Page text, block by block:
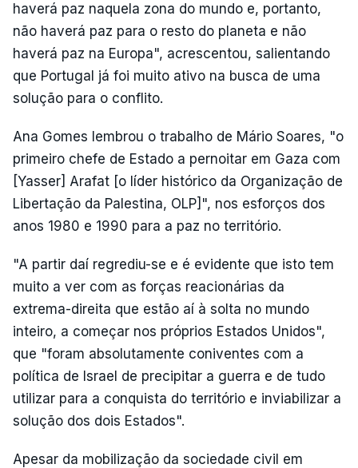
haverá paz naquela zona do mundo e, portanto,
não haverá paz para o resto do planeta e não
haverá paz na Europa", acrescentou, salientando
que Portugal já foi muito ativo na busca de uma
solução para o conflito.
Ana Gomes lembrou o trabalho de Mário Soares, "o
primeiro chefe de Estado a pernoitar em Gaza com
[Yasser] Arafat [o líder histórico da Organização de
Libertação da Palestina, OLP]", nos esforços dos
anos 1980 e 1990 para a paz no território.
"A partir daí regrediu-se e é evidente que isto tem
muito a ver com as forças reacionárias da
extrema-direita que estão aí à solta no mundo
inteiro, a começar nos próprios Estados Unidos",
que "foram absolutamente coniventes com a
política de Israel de precipitar a guerra e de tudo
utilizar para a conquista do território e inviabilizar a
solução dos dois Estados".
Apesar da mobilização da sociedade civil em